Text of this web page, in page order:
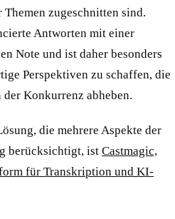
Themen zugeschnitten sind.
Antworten mit einer
Note und ist daher besonders
Perspektiven zu schaffen, die
Konkurrenz abheben.
die mehrere Aspekte der
berücksichtigt, ist Castmagic,
für Transkription und KI-